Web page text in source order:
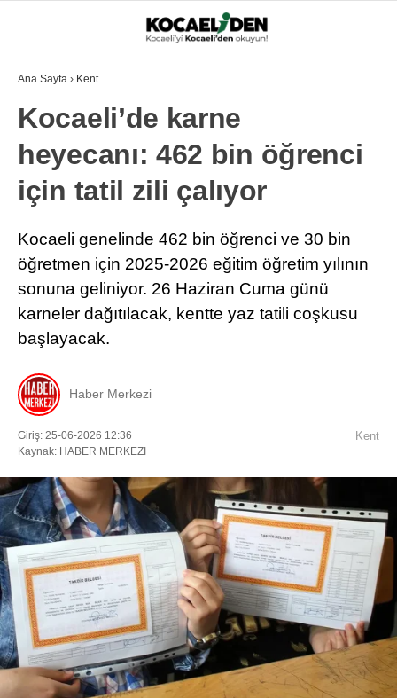
Ana Sayfa › Kent
Kocaeli’de karne
heyecanı: 462 bin öğrenci
için tatil zili çalıyor
Kocaeli genelinde 462 bin öğrenci ve 30 bin
öğretmen için 2025-2026 eğitim öğretim yılının
sonuna geliniyor. 26 Haziran Cuma günü
karneler dağıtılacak, kentte yaz tatili coşkusu
başlayacak.
Haber Merkezi
Giriş: 25-06-2026 12:36
Kaynak: HABER MERKEZI
Kent